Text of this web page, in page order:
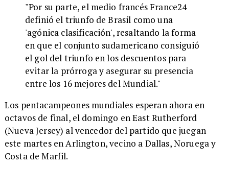
"Por su parte, el medio francés France24
definió el triunfo de Brasil como una
'agónica clasificación', resaltando la forma
en que el conjunto sudamericano consiguió
el gol del triunfo en los descuentos para
evitar la prórroga y asegurar su presencia
entre los 16 mejores del Mundial."
Los pentacampeones mundiales esperan ahora en
octavos de final, el domingo en East Rutherford
(Nueva Jersey) al vencedor del partido que juegan
este martes en Arlington, vecino a Dallas, Noruega y
Costa de Marfil.